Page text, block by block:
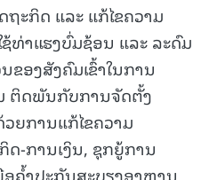
ະກິດ ແລະ ແກ້ໄຂຄວາມ
ທ່າແຮງບົ່ມຊ້ອນ ແລະ ລະດົມ
ອງສັງຄົມເຂົ້າໃນການ
ຕິດພັນກັບການຈັດຕັ້ງ
ຍການແກ້ໄຂຄວາມ
-ການເງິນ, ຊຸກຍູ້ການ
ຄໍ້າປະກັນສະບຽງອາຫານ